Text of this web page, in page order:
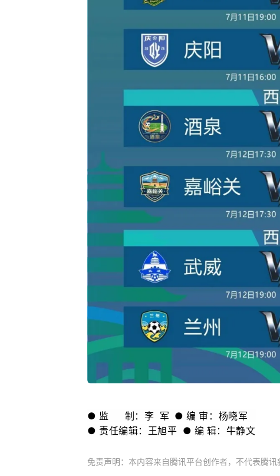
● 监 制：李 军 ● 编 审：杨晓军
● 责任编辑：王旭平 ● 编 辑：牛静文
免责声明：本内容来自腾讯平台创作者，不代表腾讯